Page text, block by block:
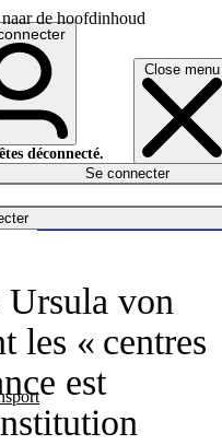
de hoofdinhoud
Close menu
déconnecté.
Se connecter
von
les « centres
est